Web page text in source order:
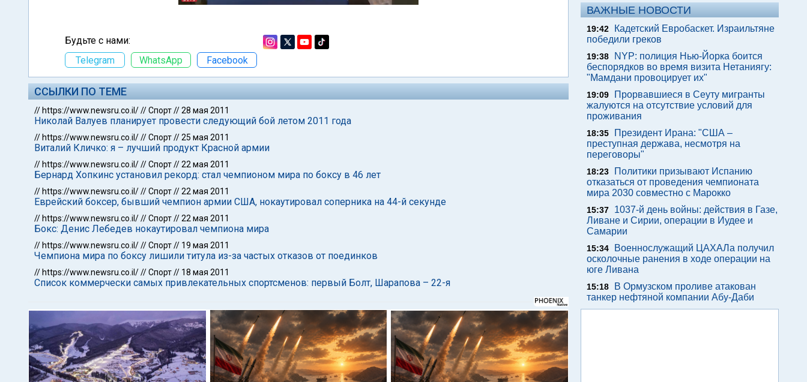
Будьте с нами:
Telegram
WhatsApp Facebook
ССЫЛКИ ПО ТЕМЕ
// https://www.newsru.co.il///Спорт//28 мая 2011
Николай Валуев планирует провести следующий бой летом 2011 года
// https://www.newsru.co.il///Спорт//25 мая 2011
Виталий Кличко: я – лучший продукт Красной армии
// https://www.newsru.co.il///Спорт//22 мая 2011
Бернард Хопкинс установил рекорд: стал чемпионом мира по боксу в 46 лет
// https://www.newsru.co.il///Спорт//22 мая 2011
Еврейский боксер, бывший чемпион армии США, нокаутировал соперника на 44-й секунде
// https://www.newsru.co.il///Спорт//22 мая 2011
Бокс: Денис Лебедев нокаутировал чемпиона мира
// https://www.newsru.co.il///Спорт// 19 мая 2011
Чемпиона мира по боксу лишили титула из-за частых отказов от поединков
// https://www.newsru.co.il///Спорт// 18 мая 2011
Список коммерчески самых привлекательных спортсменов: первый Болт, Шарапова – 22-я
ВАЖНЫЕ НОВОСТИ
19:42
Кадетский Евробаскет. Израильтяне
победили греков
19:38
NYP: полиция Нью-Йорка боится
беспорядков во время визита Нетаниягу:
"Мамдани провоцирует их"
19:09
Прорвавшиеся в Сеуту мигранты
жалуются на отсутствие условий для
проживания
18:35
Президент Ирана: "США –
преступная держава, несмотря на
переговоры"
18:23
Политики призывают Испанию
отказаться от проведения чемпионата
мира 2030 совместно с Марокко
15:37
1037-й день войны: действия в Газе,
Ливане и Сирии, операции в Иудее и
Самарии
15:34
Военнослужащий ЦАХАЛа получил
осколочные ранения в ходе операции на
юге Ливана
15:18
В Ормузском проливе атакован
танкер нефтяной компании Абу-Даби